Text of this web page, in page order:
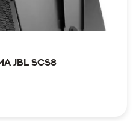
JBL SCS8